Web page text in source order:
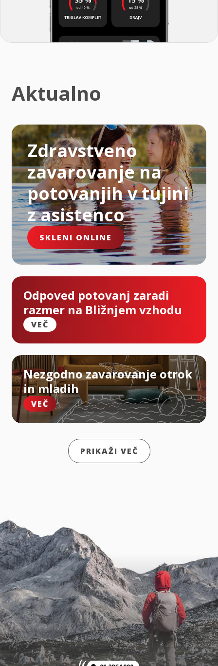
Aktualno
Zdravstveno
zavarovanje na
potovanjih v tujini
z asistenco
SKLENI ONLINE
Odpoved potovanj zaradi
razmer na Bližnjem vzhodu
VEČ
Nezgodno zavarovanje otrok
in mladih
VEČ
PRIKAŽI VEČ